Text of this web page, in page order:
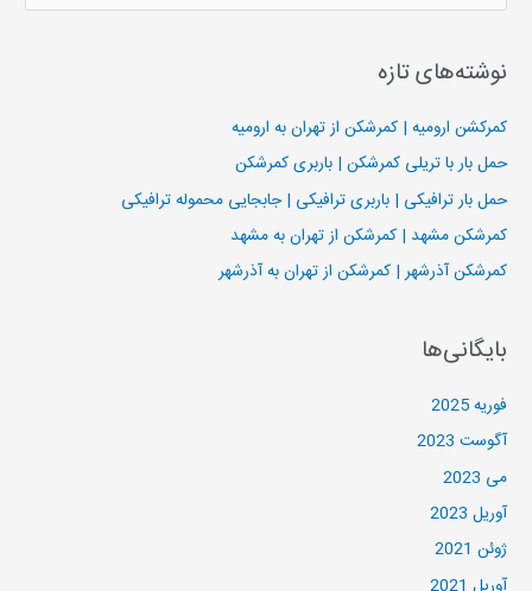
س
ج
و
ا
ی
:
نوشته‌های تازه
کمرکشن ارومیه | کمرشکن از تهران به ارومیه
حمل بار با تریلی کمرشکن | باربری کمرشکن
حمل بار ترافیکی | باربری ترافیکی | جابجایی محموله ترافیکی
کمرشکن مشهد | کمرشکن از تهران به مشهد
کمرشکن آذرشهر | کمرشکن از تهران به آذرشهر
بایگانی‌ها
فوریه 2025
آگوست 2023
می 2023
آوریل 2023
ژوئن 2021